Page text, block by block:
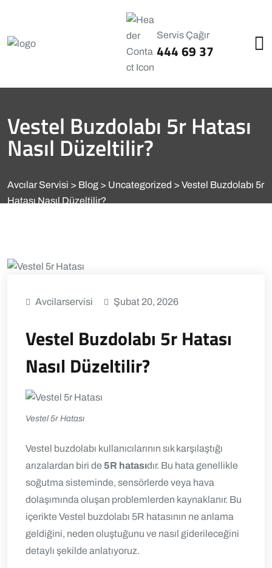
Servis Çağır
444 69 37
Vestel Buzdolabı 5r Hatası
Nasıl Düzeltilir?
Avcılar Servisi Blog Uncategorized
Vestel Buzdolabı 5r
Hatası Nasıl Düzeltilir?
Avcilarservisi Şubat 20, 2026
Vestel Buzdolabı 5r Hatası
Nasıl Düzeltilir?
Vestel 5r Hatası
Vestel buzdolabı kullanıcılarının sık karşılaştığı
arızalardan biri de 5R hatasıdır. Bu hata genellikle
soğutma sisteminde, sensörlerde veya hava
dolaşımında oluşan problemlerden kaynaklanır. Bu
içerikte Vestel buzdolabı 5R hatasının ne anlama
geldiğini, neden oluştuğunu ve nasıl giderileceğini
detaylı şekilde anlatıyoruz.